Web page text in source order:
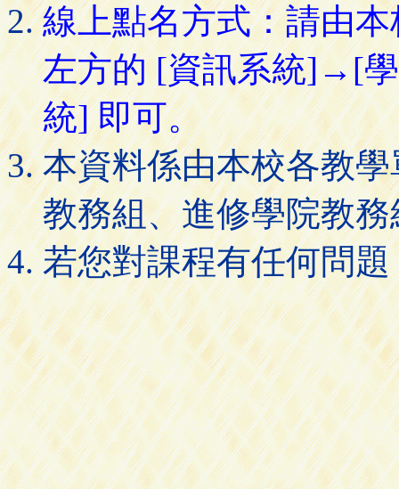
線上點名方式：請由
左方的 [資訊系統]→[
統] 即可。
本資料係由本校各教
教務組、進修學院教
若您對課程有任何問